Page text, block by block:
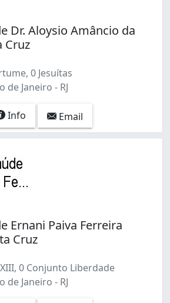
(1)
Dr. Aloysio Amâncio da
Cruz
0 Jesuítas
de Janeiro - RJ
Info Email
Ernani Paiva Ferreira
Cruz
0 Conjunto Liberdade
de Janeiro - RJ